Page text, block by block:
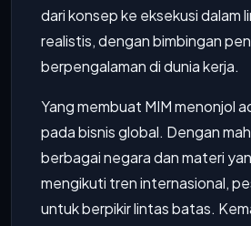
dari konsep ke eksekusi dalam
realistis, dengan bimbingan
berpengalaman di dunia kerja.
Yang membuat MIM menonjol
pada bisnis global. Dengan
berbagai negara dan materi
mengikuti tren internasional,
untuk berpikir lintas batas.